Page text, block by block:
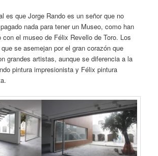
es que Jorge Rando es un señor que no
nada para tener un Museo, como han
con el museo de Félix Revello de Toro. Los
se asemejan por el gran corazón que
grandes artistas, aunque se diferencia a la
pintura impresionista y Félix pintura